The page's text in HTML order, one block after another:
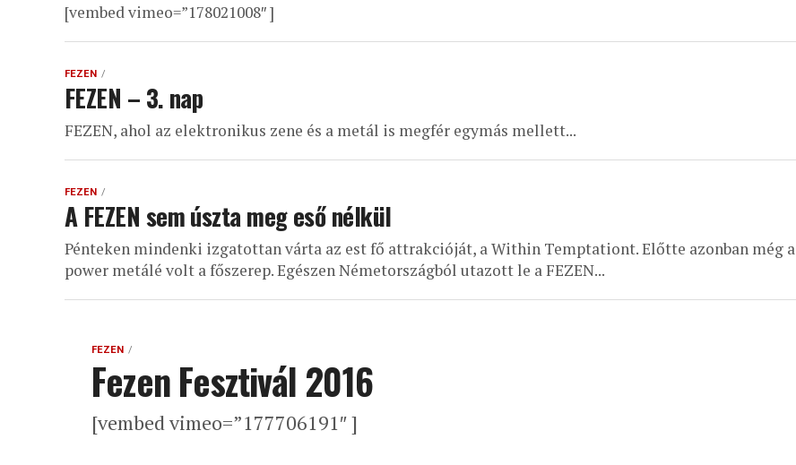
[vembed vimeo=”178021008″ ]
FEZEN
FEZEN – 3. nap
FEZEN, ahol az elektronikus zene és a metál is megfér egymás mellett...
FEZEN
A FEZEN sem úszta meg eső nélkül
Pénteken mindenki izgatottan várta az est fő attrakcióját, a Within Temptationt. Előtte azonban még a
power metálé volt a főszerep. Egészen Németországból utazott le a FEZEN...
FEZEN
Fezen Fesztivál 2016
[vembed vimeo=”177706191″ ]